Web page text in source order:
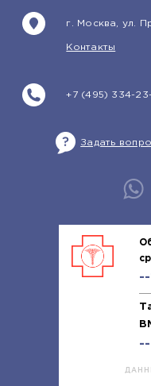
+7 (495) 334-
г. Москва, ул.
Контакты
Задать
--